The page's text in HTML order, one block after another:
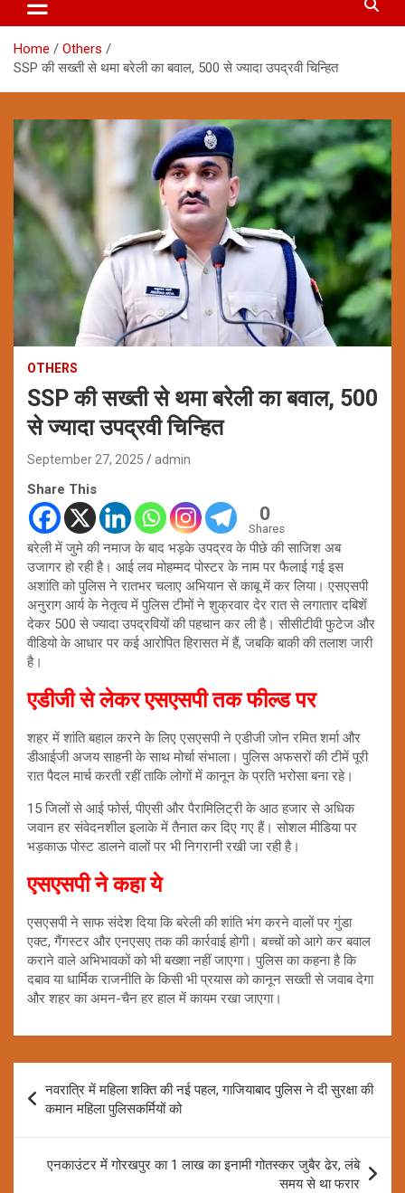
Home
Others
SSP की सख्ती से थमा बरेली का बवाल, 500 से ज्यादा उपद्रवी चिन्हित
OTHERS
SSP की सख्ती से थमा बरेली का बवाल, 500
से ज्यादा उपद्रवी चिन्हित
September 27, 2025 admin
Share This
0
Shares
बरेली में जुमे की नमाज के बाद भड़के उपद्रव के पीछे की साजिश अब
उजागर हो रही है। आई लव मोहम्मद पोस्टर के नाम पर फैलाई गई इस
अशांति को पुलिस ने रातभर चलाए अभियान से काबू में कर लिया। एसएसपी
अनुराग आर्य के नेतृत्व में पुलिस टीमों ने शुक्रवार देर रात से लगातार दबिशें
देकर 500 से ज्यादा उपद्रवियों की पहचान कर ली है। सीसीटीवी फुटेज और
वीडियो के आधार पर कई आरोपित हिरासत में हैं, जबकि बाकी की तलाश जारी
है।
एडीजी से लेकर एसएसपी तक फील्ड पर
शहर में शांति बहाल करने के लिए एसएसपी ने एडीजी जोन रमित शर्मा और
डीआईजी अजय साहनी के साथ मोर्चा संभाला। पुलिस अफसरों की टीमें पूरी
रात पैदल मार्च करती रहीं ताकि लोगों में कानून के प्रति भरोसा बना रहे।
15 जिलों से आई फोर्स, पीएसी और पैरामिलिट्री के आठ हजार से अधिक
जवान हर संवेदनशील इलाके में तैनात कर दिए गए हैं। सोशल मीडिया पर
भड़काऊ पोस्ट डालने वालों पर भी निगरानी रखी जा रही है।
एसएसपी ने कहा ये
एसएसपी ने साफ संदेश दिया कि बरेली की शांति भंग करने वालों पर गुंडा
एक्ट, गैंगस्टर और एनएसए तक की कार्रवाई होगी। बच्चों को आगे कर बवाल
कराने वाले अभिभावकों को भी बख्शा नहीं जाएगा। पुलिस का कहना है कि
दबाव या धार्मिक राजनीति के किसी भी प्रयास को कानून सख्ती से जवाब देगा
और शहर का अमन-चैन हर हाल में कायम रखा जाएगा।
navigation
नवरात्रि में महिला शक्ति की नई पहल, गाजियाबाद पुलिस ने दी सुरक्षा की
कमान महिला पुलिसकर्मियों को
एनकाउंटर में गोरखपुर का 1 लाख का इनामी गोतस्कर जुबैर ढेर, लंबे
समय से था फरार